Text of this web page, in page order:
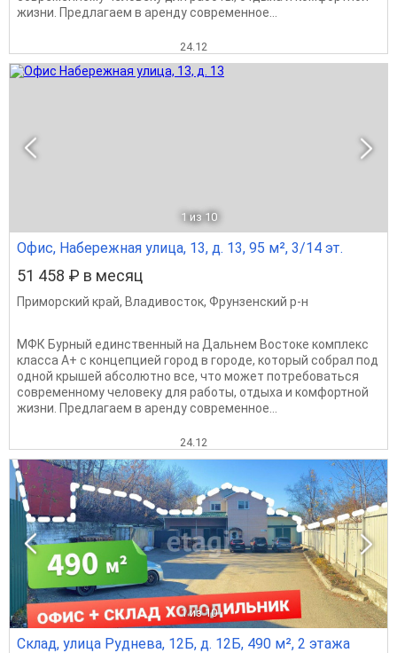
жизни. Предлагаем в аренду современное...
24.12
1 из 10
Офис, Набережная улица, 13, д. 13, 95 м², 3/14 эт.
51 458 ₽ в месяц
Приморский край, Владивосток, Фрунзенский р-н
МФК Бурный единственный на Дальнем Востоке комплекс
класса А+ с концепцией город в городе, который собрал под
одной крышей абсолютно все, что может потребоваться
современному человеку для работы, отдыха и комфортной
жизни. Предлагаем в аренду современное...
24.12
1 из 10
Склад, улица Руднева, 12Б, д. 12Б, 490 м², 2 этажа